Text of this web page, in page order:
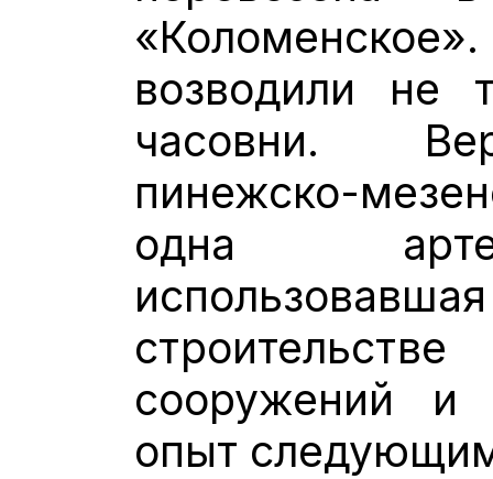
возводили не
часовни.
пинежско-
одна
сооружений и
опыт